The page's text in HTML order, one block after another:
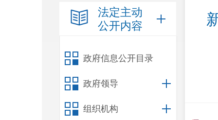
法定主动
公开内容
政府信息公开目录
政府领导
组织机构